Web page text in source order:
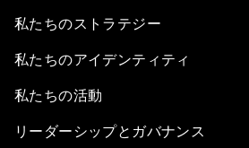
私たちのストラテジー
私たちのアイデンティティ
私たちの活動
リーダーシップとガバナンス